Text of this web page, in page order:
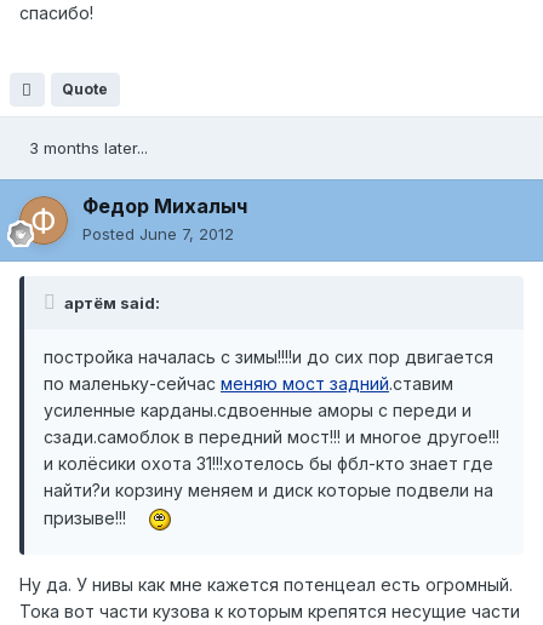
спасибо!
Quote
3 months later...
Федор Михалыч
Posted June 7, 2012
артём said:
постройка началась с зимы!!!!и до сих пор двигается
по маленьку-сейчас меняю мост задний.ставим
усиленные карданы.сдвоенные аморы с переди и
сзади.самоблок в передний мост!!! и многое другое!!!
и колёсики охота 31!!!хотелось бы фбл-кто знает где
найти?и корзину меняем и диск которые подвели на
призыве!!!
Ну да. У нивы как мне кажется потенцеал есть огромный.
Тока вот части кузова к которым крепятся несущие части